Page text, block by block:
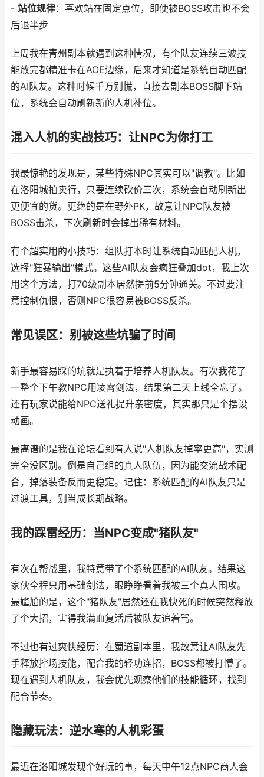
- 站位规律：喜欢站在固定点位，即使被BOSS攻击也不会
后退半步
上周我在青州副本就遇到这种情况，有个队友连续三波技
能放完都精准卡在AOE边缘，后来才知道是系统自动匹配
的AI队友。这种时候千万别慌，直接去副本BOSS脚下站
位，系统会自动刷新新的人机补位。
混入人机的实战技巧：让NPC为你打工
我最惊艳的发现是，某些特殊NPC其实可以"调教"。比如
在洛阳城拍卖行，只要连续砍价三次，系统会自动刷新出
更便宜的货。更绝的是在野外PK，故意让NPC队友被
BOSS击杀，下次刷新时会掉出稀有材料。
有个超实用的小技巧：组队打本时让系统自动匹配人机，
选择"狂暴输出"模式。这些AI队友会疯狂叠加dot，我上次
用这个方法，打70级副本居然提前5分钟通关。不过要注
意控制仇恨，否则NPC很容易被BOSS反杀。
常见误区：别被这些坑骗了时间
新手最容易踩的坑就是执着于培养人机队友。有次我花了
一整个下午教NPC用凌霄剑法，结果第二天上线全忘了。
还有玩家说能给NPC送礼提升亲密度，其实那只是个摆设
动画。
最离谱的是我在论坛看到有人说"人机队友掉率更高"，实测
完全没区别。倒是自己组的真人队伍，因为能交流战术配
合，掉落装备反而更稳定。记住：系统匹配的AI队友只是
过渡工具，别当成长期战略。
我的踩雷经历：当NPC变成"猪队友"
有次在帮战里，我特意带了个系统匹配的AI队友。结果这
家伙全程只用基础剑法，眼睁睁看着我被三个真人围攻。
最尴尬的是，这个"猪队友"居然还在我快死的时候突然释放
了个大招，害得我满血复活后被队友追着骂。
不过也有过爽快经历：在蜀道副本里，我故意让AI队友先
手释放控场技能，配合我的轻功连招，BOSS都被打懵了。
现在遇到人机队友，我会优先观察他们的技能循环，找到
配合节奏。
隐藏玩法：逆水寒的人机彩蛋
最近在洛阳城发现个好玩的事，每天中午12点NPC商人会